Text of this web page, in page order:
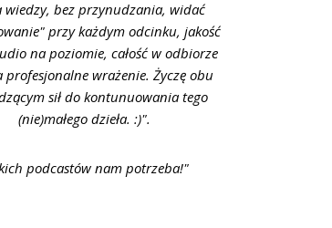
wiedzy, bez przynudzania, widać
przy każdym odcinku, jakość
na poziomie, całość w odbiorze
profesjonalne wrażenie. Życzę obu
sił do kontunuowania tego
(nie)małego dzieła. :)".
podcastów nam potrzeba!"